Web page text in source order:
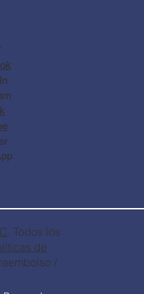
. Todos los
de
/